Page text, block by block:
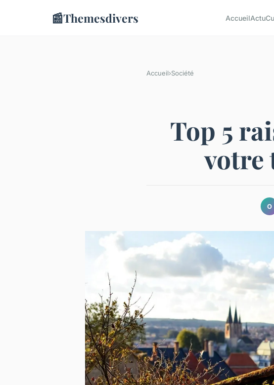
📰Themesdivers AccueilActu
Accueil›Société
Top 5
votre
O